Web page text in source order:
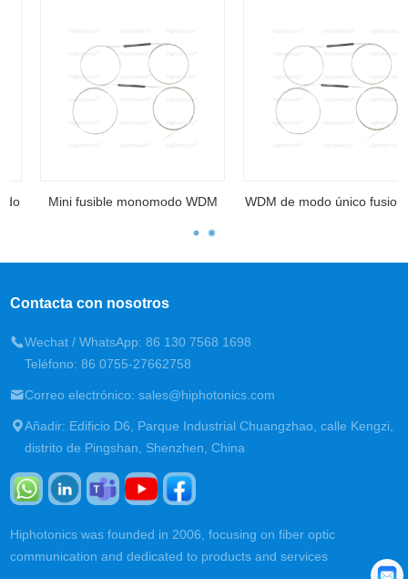
Mini fusible monomodo WDM WDM de modo único fusionado
Contacta con nosotros
Wechat / WhatsApp: 86 130 7568 1698
Teléfono: 86 0755-27662758
Correo electrónico: sales@hiphotonics.com
Añadir: Edificio D6, Parque Industrial Chuangzhao, calle Kengzi,
distrito de Pingshan, Shenzhen, China
Hiphotonics was founded in 2006, focusing on fiber optic
communication and dedicated to products and services